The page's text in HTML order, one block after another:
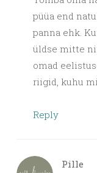
püüa end
panna ehk.
üldse mitte
omad
riigid, kuhu
Reply
Pille